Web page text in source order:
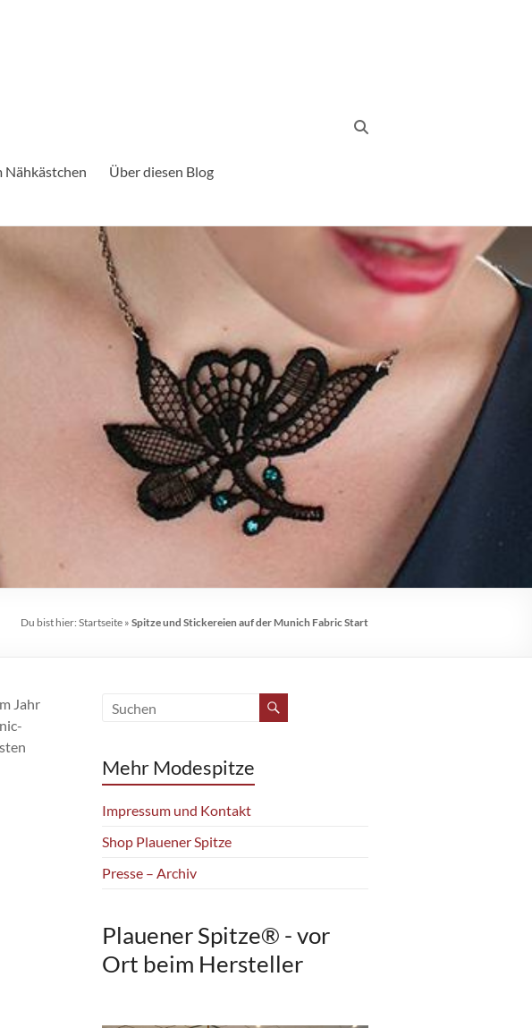
Nähkästchen
Über diesen Blog
Du bist hier: Startseite » Spitze und Stickereien auf der Munich Fabric Start
Jahr
Mehr Modespitze
Impressum und Kontakt
Shop Plauener Spitze
Presse – Archiv
Plauener Spitze® - vor
Ort beim Hersteller